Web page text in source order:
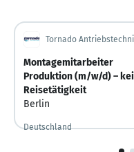
Montagemitarbeiter
Produktion (m/w/d) –
Reisetätigkeit
Berlin
Deutschland